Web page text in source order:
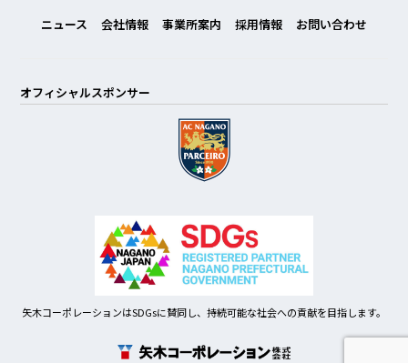
ニュース 会社情報 事業所案内 採用情報 お問い合わせ
オフィシャルスポンサー
矢木コーポレーションはSDGsに賛同し、持続可能な社会への貢献を目指します。